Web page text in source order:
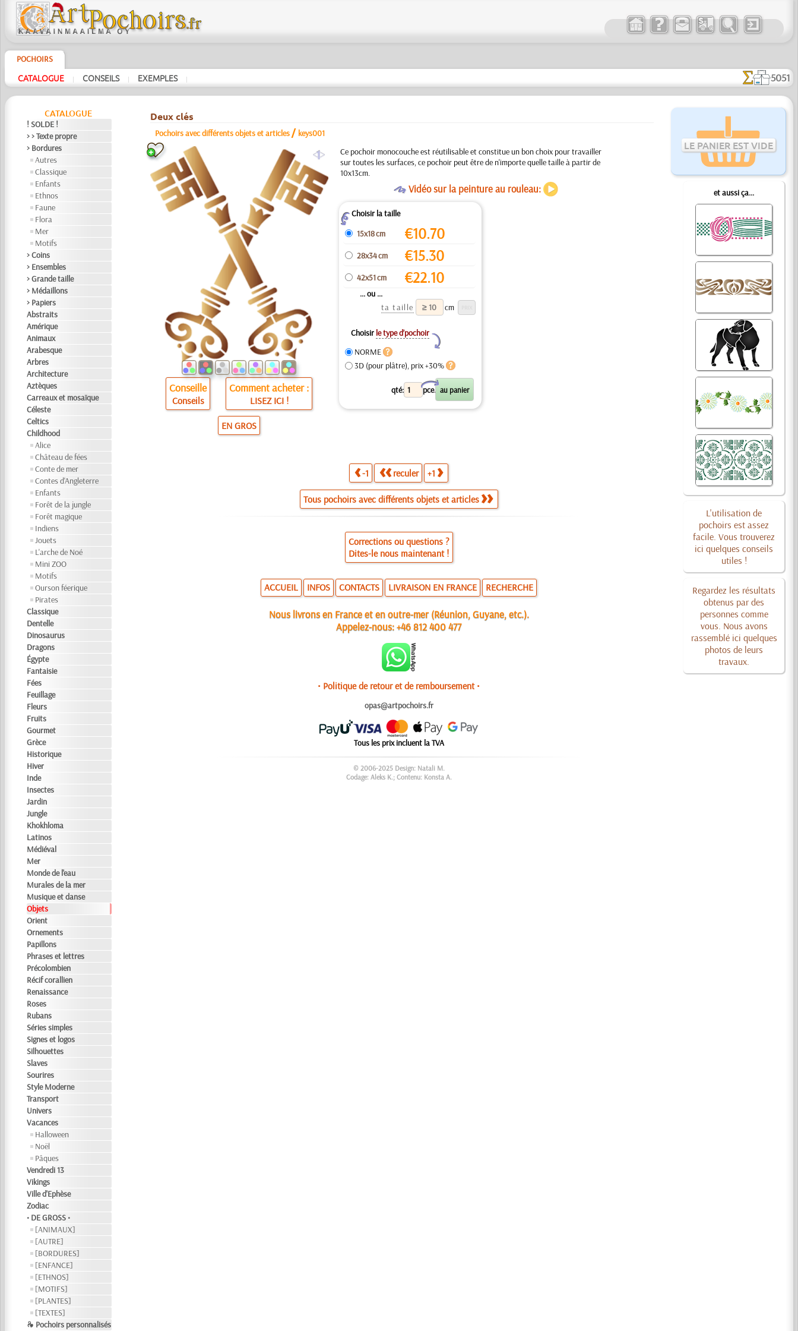
POCHOIRS
CATALOGUE | CONSEILS | EXEMPLES | 5051
CATALOGUE
! SOLDE !
> > Texte propre
> Bordures
Autres
Classique
Enfants
Ethnos
Faune
Flora
Mer
Motifs
> Coins
> Ensembles
> Grande taille
> Médaillons
> Papiers
Abstraits
Amérique
Animaux
Arabesque
Arbres
Architecture
Aztèques
Carreaux et mosaïque
Céleste
Celtics
Childhood
Alice
Château de fées
Conte de mer
Contes d'Angleterre
Enfants
Forêt de la jungle
Forêt magique
Indiens
Jouets
L'arche de Noé
Mini ZOO
Motifs
Ourson féerique
Pirates
Classique
Dentelle
Dinosaurus
Dragons
Égypte
Fantaisie
Fées
Feuillage
Fleurs
Fruits
Gourmet
Grèce
Historique
Hiver
Inde
Insectes
Jardin
Jungle
Khokhloma
Latinos
Médiéval
Mer
Monde de l'eau
Murales de la mer
Musique et danse
Objets
Orient
Ornements
Papillons
Phrases et lettres
Précolombien
Récif corallien
Renaissance
Roses
Rubans
Séries simples
Signes et logos
Silhouettes
Slaves
Sourires
Style Moderne
Transport
Univers
Vacances
Halloween
Noël
Pâques
Vendredi 13
Vikings
Ville d'Ephèse
Zodiac
• DE GROSS •
[ANIMAUX]
[AUTRE]
[BORDURES]
[ENFANCE]
[ETHNOS]
[MOTIFS]
[PLANTES]
[TEXTES]
❧ Pochoirs personnalisés
LE PANIER EST VIDE
et aussi ça...
L'utilisation de
pochoirs est assez
facile. Vous trouverez
ici quelques conseils
utiles !
Regardez les résultats
obtenus par des
personnes comme
vous. Nous avons
rassemblé ici quelques
photos de leurs
travaux.
Deux clés
Pochoirs avec différents objets et articles / keys001
a
Conseille
Conseils
Comment acheter :
LISEZ ICI !
EN GROS
Ce pochoir monocouche est réutilisable et constitue un bon choix pour travailler
sur toutes les surfaces, ce pochoir peut être de n'importe quelle taille à partir de
10x13cm.
OVidéo sur la peinture au rouleau:
ZChoisir la taille
15x18 cm
€10.70
28x34 cm €15.30
42x51 cm €22.10
... ou ...
ta taille
cm
Choisir le type d’pochoir
Y
NORME
3D (pour plâtre), prix +30%
qté: pce.
X
-1 reculer +1
Tous pochoirs avec différents objets et articles
Corrections ou questions ?
Dites-le nous maintenant !
ACCUEIL INFOS CONTACTS LIVRAISON EN FRANCE RECHERCHE
Nous livrons en France et en outre-mer (Réunion, Guyane, etc.).
Appelez-nous:+46 812 400 477
• Politique de retour et de remboursement •
opas@artpochoirs.fr
Tous les prix incluent la TVA
© 2006-2025 Design: Natali M.
Codage: Aleks K.; Contenu: Konsta A.